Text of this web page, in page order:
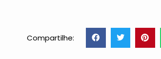
Compartilhe: